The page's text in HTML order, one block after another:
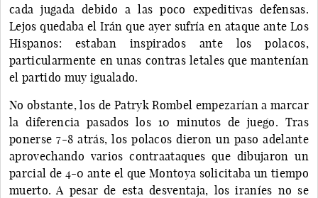
cada jugada debido a las poco expeditivas defensas.
Lejos quedaba el Irán que ayer sufría en ataque ante Los
Hispanos: estaban inspirados ante los polacos,
particularmente en unas contras letales que mantenían
el partido muy igualado.
No obstante, los de Patryk Rombel empezarían a marcar
la diferencia pasados los 10 minutos de juego. Tras
ponerse 7-8 atrás, los polacos dieron un paso adelante
aprovechando varios contraataques que dibujaron un
parcial de 4-0 ante el que Montoya solicitaba un tiempo
muerto. A pesar de esta desventaja, los iraníes no se